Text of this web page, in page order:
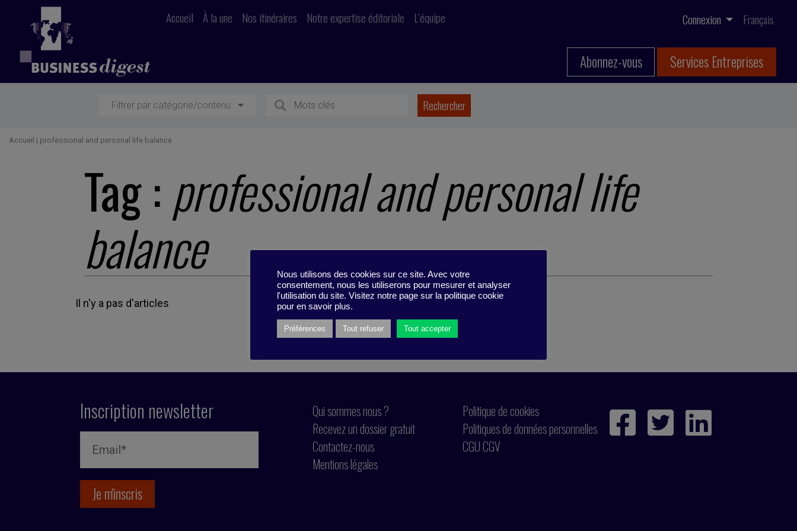
Accueil À la une Nos itinéraires Notre expertise éditoriale L’équipe Connexion Français
Abonnez-vous Services Entreprises
Filtrer par catégorie/contenu
Accueil | professional and personal life balance
Tag : professional and personal life
balance
Il n'y a pas d'articles
Inscription newsletter
Qui sommes nous ?
Recevez un dossier gratuit
Contactez-nous
Mentions légales
Politique de cookies
Politiques de données personnelles
CGU CGV
Nous utilisons des cookies sur ce site. Avec votre
consentement, nous les utiliserons pour mesurer et analyser
l'utilisation du site. Visitez notre page sur la politique cookie
pour en savoir plus.
Préférences Tout refuser Tout accepter